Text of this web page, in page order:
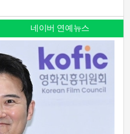
네이버 연예뉴스